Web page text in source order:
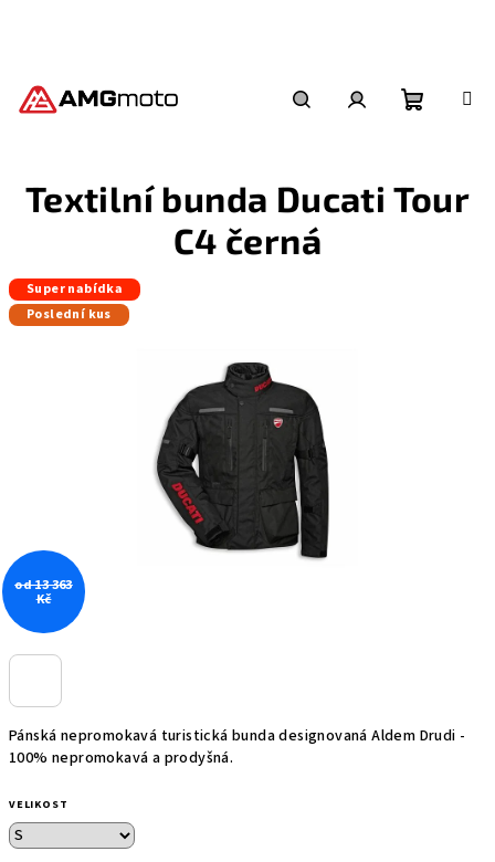
košík
Pánská nepromokavá turistická bunda designovaná Aldem Drudi -
100% nepromokavá a prodyšná.
VELIKOST
Textilní bunda Ducati Tour
C4 černá
Super nabídka
Poslední kus
od 13 363
Kč